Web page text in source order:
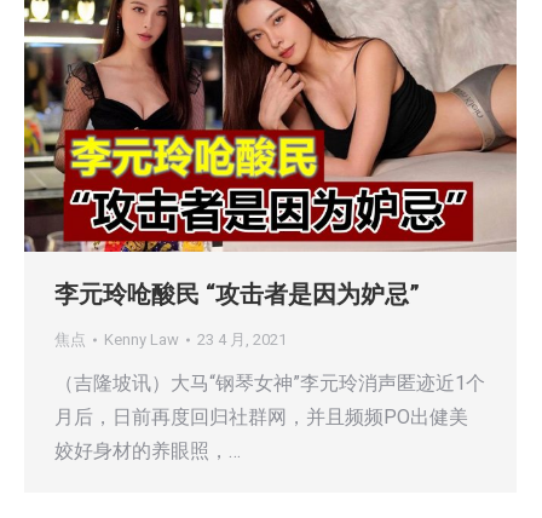
李元玲呛酸民 “攻击者是因为妒忌”
焦点 Kenny Law 23 4 月, 2021
（吉隆坡讯）大马“钢琴女神”李元玲消声匿迹近1个
月后，日前再度回归社群网，并且频频PO出健美
姣好身材的养眼照，…